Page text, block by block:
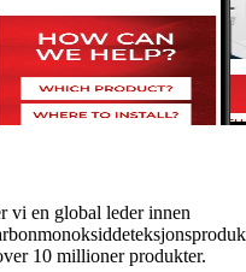
vi en global leder innen
10 millioner produkter.